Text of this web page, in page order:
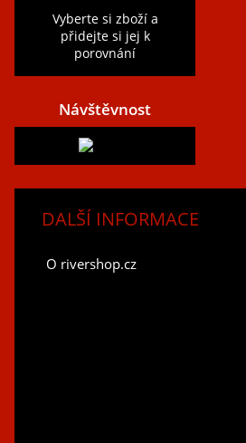
Vyberte si zboží a
přidejte si jej k
porovnání
Návštěvnost
DALŠÍ INFORMACE
O rivershop.cz